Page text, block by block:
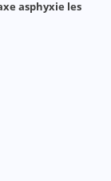
asphyxie les